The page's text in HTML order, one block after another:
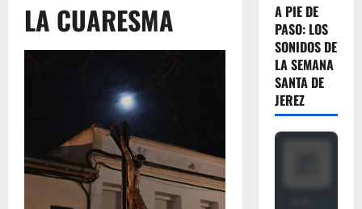
LA CUARESMA
A PIE DE
PASO: LOS
SONIDOS DE
LA SEMANA
SANTA DE
JEREZ